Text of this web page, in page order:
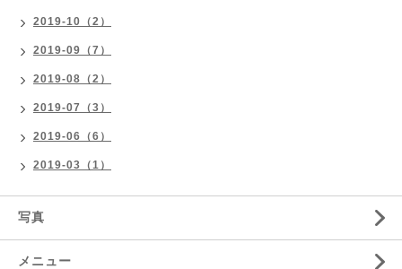
2019-10（2）
2019-09（7）
2019-08（2）
2019-07（3）
2019-06（6）
2019-03（1）
写真
メニュー